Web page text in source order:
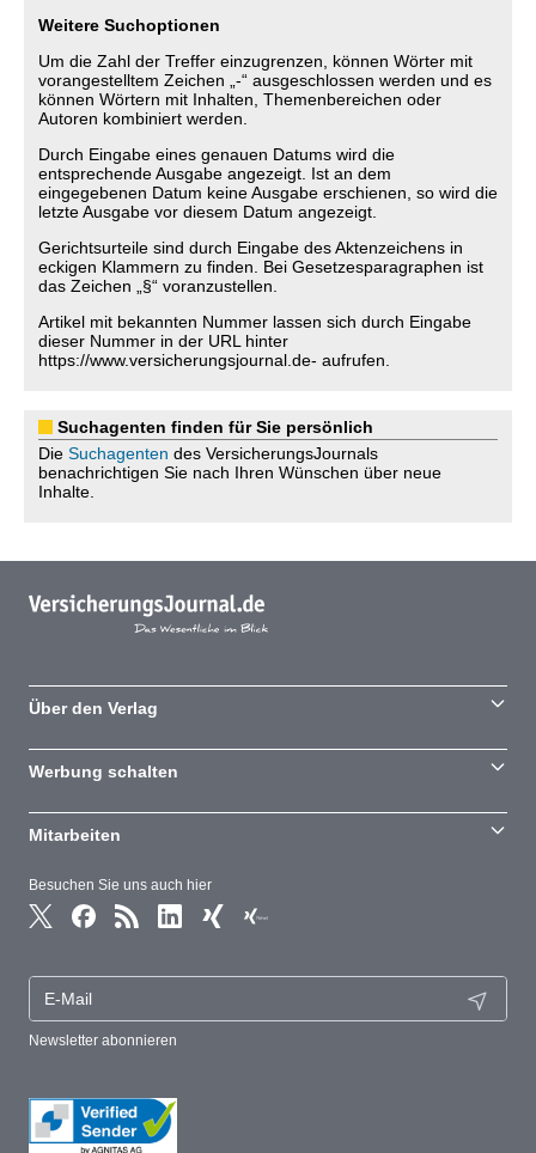
Weitere Suchoptionen
Um die Zahl der Treffer einzugrenzen, können Wörter mit
vorangestelltem Zeichen „-“ ausgeschlossen werden und es
können Wörtern mit Inhalten, Themenbereichen oder
Autoren kombiniert werden.
Durch Eingabe eines genauen Datums wird die
entsprechende Ausgabe angezeigt. Ist an dem
eingegebenen Datum keine Ausgabe erschienen, so wird die
letzte Ausgabe vor diesem Datum angezeigt.
Gerichtsurteile sind durch Eingabe des Aktenzeichens in
eckigen Klammern zu finden. Bei Gesetzesparagraphen ist
das Zeichen „§“ voranzustellen.
Artikel mit bekannten Nummer lassen sich durch Eingabe
dieser Nummer in der URL hinter
https://www.versicherungsjournal.de- aufrufen.
Suchagenten finden für Sie persönlich
Die Suchagenten des VersicherungsJournals
benachrichtigen Sie nach Ihren Wünschen über neue
Inhalte.
Besuchen Sie uns auch hier
Newsletter abonnieren
Über den Verlag
Werbung schalten
Mitarbeiten